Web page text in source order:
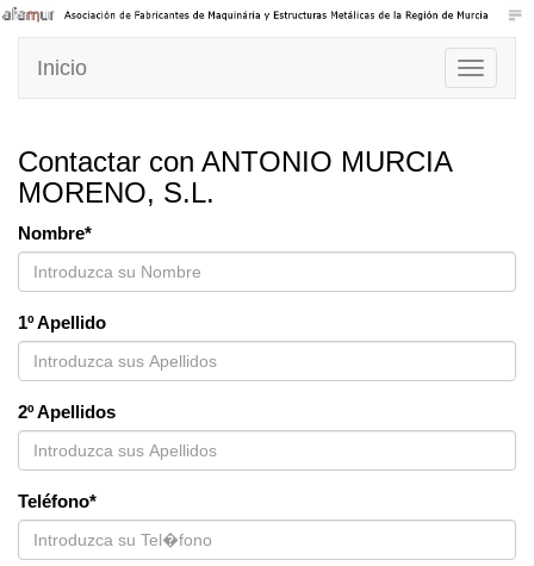
Toggle
Inicio
Contactar con ANTONIO MURCIA
MORENO, S.L.
Nombre*
1º Apellido
2º Apellidos
Teléfono*